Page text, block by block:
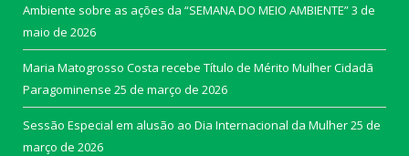
Ambiente sobre as ações da “SEMANA DO MEIO AMBIENTE”3 de
maio de 2026
Maria Matogrosso Costa recebe Título de Mérito Mulher Cidadã
Paragominense 25 de março de 2026
Sessão Especial em alusão ao Dia Internacional da Mulher25 de
março de 2026